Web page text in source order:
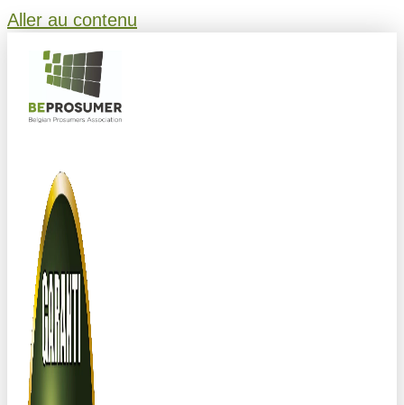
Aller au contenu